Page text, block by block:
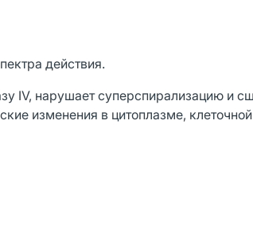
действия.
IV, нарушает суперспирализацию и
изменения в цитоплазме, клеточной